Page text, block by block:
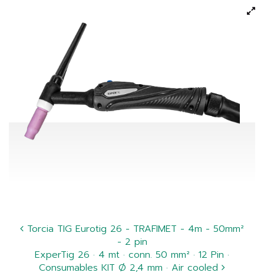
Torcia TIG Eurotig 26 - TRAFIMET - 4m - 50mm²
- 2 pin
ExperTig 26 · 4 mt · conn. 50 mm² · 12 Pin ·
Consumables KIT Ø 2,4 mm · Air cooled